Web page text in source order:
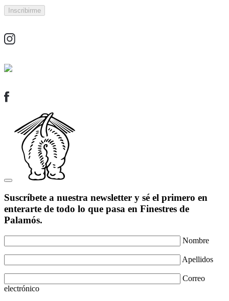
Suscríbete a nuestra newsletter y sé el primero en
enterarte de todo lo que pasa en Finestres de
Palamós.
Nombre
Apellidos
Correo
electrónico